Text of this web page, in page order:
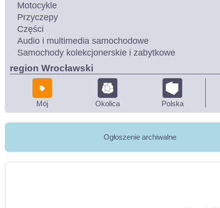
Motocykle
Przyczepy
Części
Audio i multimedia samochodowe
Samochody kolekcjonerskie i zabytkowe
region Wrocławski
Mój Okolica Polska
Ogłoszenie archiwalne